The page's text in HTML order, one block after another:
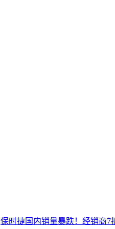
保时捷国内销量暴跌！经销商7